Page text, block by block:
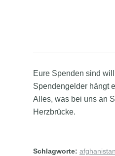
Eure Spenden sind
Spendengelder hängt
Alles, was bei uns an
Herzbrücke.
Schlagworte: afghanistan